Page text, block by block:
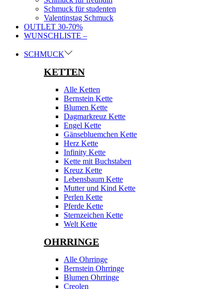
Schmuck für studenten
Valentinstag Schmuck
OUTLET 30-70%
WUNSCHLISTE –
SCHMUCK
KETTEN
Alle Ketten
Bernstein Kette
Blumen Kette
Dagmarkreuz Kette
Engel Kette
Gänsebluemchen Kette
Herz Kette
Infinity Kette
Kette mit Buchstaben
Kreuz Kette
Lebensbaum Kette
Mutter und Kind Kette
Perlen Kette
Pferde Kette
Sternzeichen Kette
Welt Kette
OHRRINGE
Alle Ohrringe
Bernstein Ohrringe
Blumen Ohrringe
Creolen